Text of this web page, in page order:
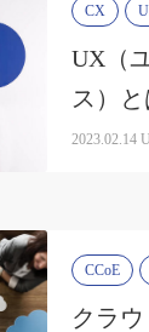
CX
UX（
ス）
験向上
2023.02.14
CCoE
クラ